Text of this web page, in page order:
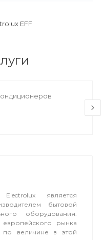
EFF
является
бытовой
оборудования.
рынка
по величине в этой